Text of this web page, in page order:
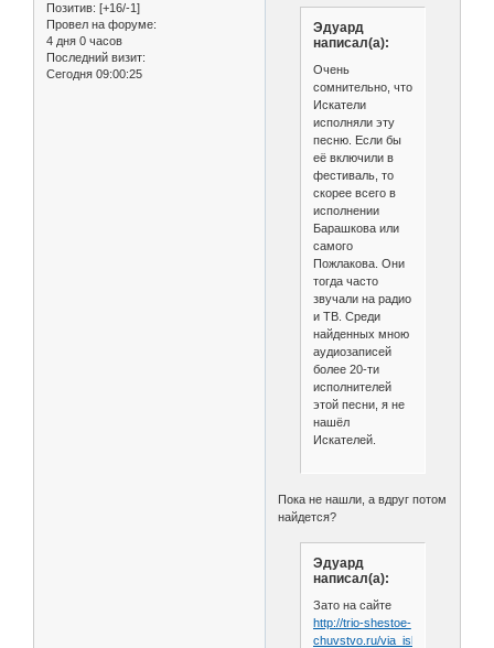
Позитив: [+16/-1]
Провел на форуме:
4 дня 0 часов
Последний визит:
Сегодня 09:00:25
Эдуард
написал(а):
Очень
сомнительно, что
Искатели
исполняли эту
песню. Если бы
её включили в
фестиваль, то
скорее всего в
исполнении
Барашкова или
самого
Пожлакова. Они
тогда часто
звучали на радио
и ТВ. Среди
найденных мною
аудиозаписей
более 20-ти
исполнителей
этой песни, я не
нашёл
Искателей.
Пока не нашли, а вдруг потом
найдется?
Эдуард
написал(а):
Зато на сайте
http://trio-shestoe-
chuvstvo.ru/via_iskateli